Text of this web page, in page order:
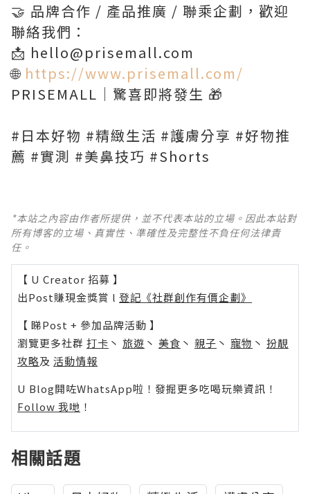
🤝 品牌合作 / 產品推廣 / 聯乘企劃，歡迎
聯絡我們：
📩 hello@prisemall.com
🌐 https://www.prisemall.com/
PRISEMALL｜驚喜即將發生 🎁
#日本好物 #精緻生活 #護膚分享 #好物推
薦 #實測 #美鼻技巧 #Shorts
*本站之內容由作者所提供，並不代表本站的立場。因此本站對
所有博客的立場、真實性、準確性及完整性不負任何法律責
任。
【 U Creator 招募 】
出Post賺現金獎賞 l 登記《社群創作有價企劃》
【 睇Post + 參加品牌活動 】
瀏覽更多社群 打卡 丶 旅遊 丶 美食 丶 親子 丶 寵物 丶 扮靚
攻略及 活動情報
U Blog開咗WhatsApp啦！發掘更多吃喝玩樂資訊！
Follow 我哋 ！
相關話題